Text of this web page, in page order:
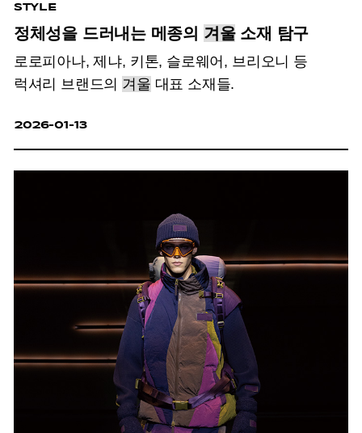
STYLE
정체성을 드러내는 메종의 겨울소재 탐구
로로피아나, 제냐, 키톤, 슬로웨어, 브리오니 등
럭셔리 브랜드의 겨울 대표 소재들.
2026-01-13